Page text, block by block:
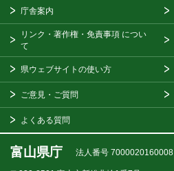
庁舎案内
リンク・著作権・免責事項 につい
て
県ウェブサイトの使い方
ご意見・ご質問
よくある質問
富山県庁 法人番号 7000020160008